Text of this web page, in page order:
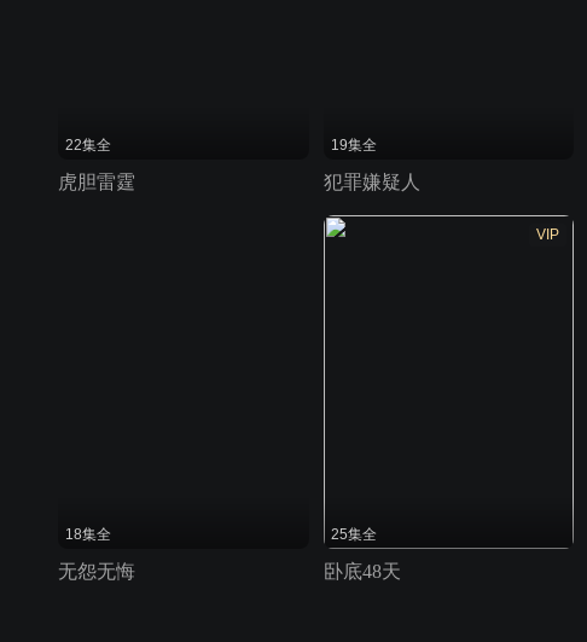
22集全
虎胆雷霆
19集全
犯罪嫌疑人
18集全
无怨无悔
VIP
25集全
卧底48天